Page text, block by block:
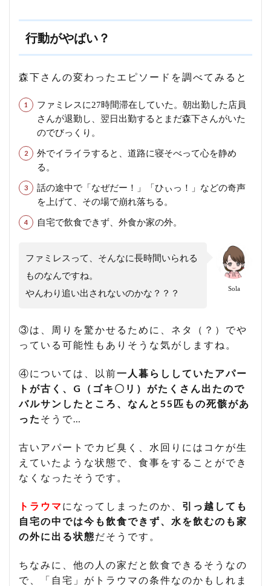
行動がやばい？
森下さんの変わったエピソードを調べてみると
ファミレスに27時間滞在していた。朝出勤した店員
さんが退勤し、翌日出勤するとまだ森下さんがいた
のでびっくり。
外でイライラすると、道路に寝そべって心を静め
る。
話の途中で「なぜだー！」「ひぃっ！」などの奇声
を上げて、その場で崩れ落ちる。
自宅で飲食できず、外食か家の外。
Sola
ファミレスって、そんなに長時間いられる
ものなんですね。
やんわり追い出されないのかな？？？
③は、周りを驚かせるために、ネタ（？）でや
っている可能性もありそうな気がしますね。
④については、以前一人暮らししていたアパー
トが古く、G（ゴキ〇リ）がたくさん出たので
バルサンしたところ、なんと55匹もの死骸があ
った そうで…
古いアパートでカビ臭く、水回りにはコケが生
えていたような状態で、食事をすることができ
なくなったそうです。
トラウマ になってしまったのか、 引っ越しても
自宅の中では今も飲食できず、水を飲むのも家
の外に出る状態だそうです。
ちなみに、他の人の家だと飲食できるそうなの
で、「自宅」がトラウマの条件なのかもしれま